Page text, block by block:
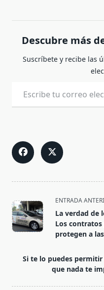
Descubre más
Suscríbete y recibe las
<span
class="nav-
subtitle
screen-
text">Página</span>
ENTRADA
La verdad de
Los
protegen a
Si te lo puedes
que nada te